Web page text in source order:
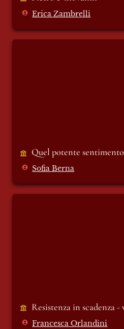
Erica Zambrelli
Quel potente
Quel potente
Sofia Berna
Resistenza in scadenza
Francesca Orlandini